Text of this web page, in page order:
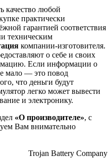
качество любой
практически
гарантией соответствия
техническим
компании-изготовителя.
о себе и своих
Если информации о
мало — это повод
что деньги будут
легко может вывести
и электронику.
«О производителе», с
Вам внимательно
Trojan Battery Company